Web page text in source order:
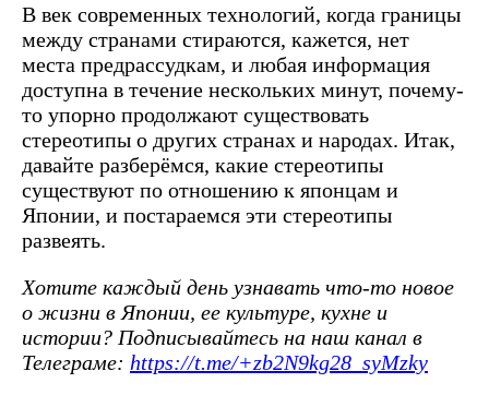
В век современных технологий, когда границы
между странами стираются, кажется, нет
места предрассудкам, и любая информация
доступна в течение нескольких минут, почему-
то упорно продолжают существовать
стереотипы о других странах и народах. Итак,
давайте разберёмся, какие стереотипы
существуют по отношению к японцам и
Японии, и постараемся эти стереотипы
развеять.
Хотите каждый день узнавать что-то новое
о жизни в Японии, ее культуре, кухне и
истории? Подписывайтесь на наш канал в
Телеграме: https://t.me/+zb2N9kg28_syMzky